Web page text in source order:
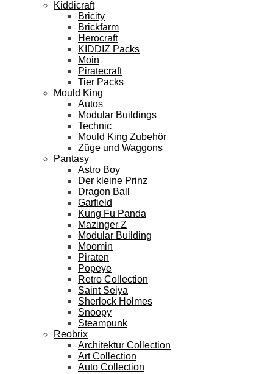
Kiddicraft
Bricity
Brickfarm
Herocraft
KIDDIZ Packs
Moin
Piratecraft
Tier Packs
Mould King
Autos
Modular Buildings
Technic
Mould King Zubehör
Züge und Waggons
Pantasy
Astro Boy
Der kleine Prinz
Dragon Ball
Garfield
Kung Fu Panda
Mazinger Z
Modular Building
Moomin
Piraten
Popeye
Retro Collection
Saint Seiya
Sherlock Holmes
Snoopy
Steampunk
Reobrix
Architektur Collection
Art Collection
Auto Collection